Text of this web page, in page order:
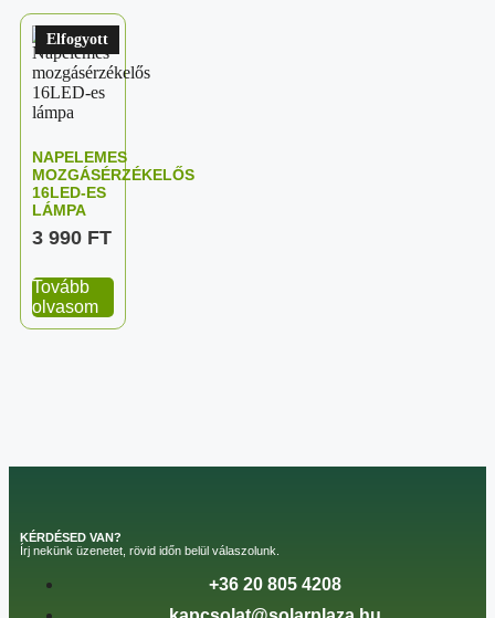
Elfogyott
NAPELEMES
MOZGÁSÉRZÉKELŐS
16LED-ES
LÁMPA
3 990 FT
Tovább
olvasom
KÉRDÉSED VAN?
Írj nekünk üzenetet, rövid időn belül válaszolunk.
+36 20 805 4208